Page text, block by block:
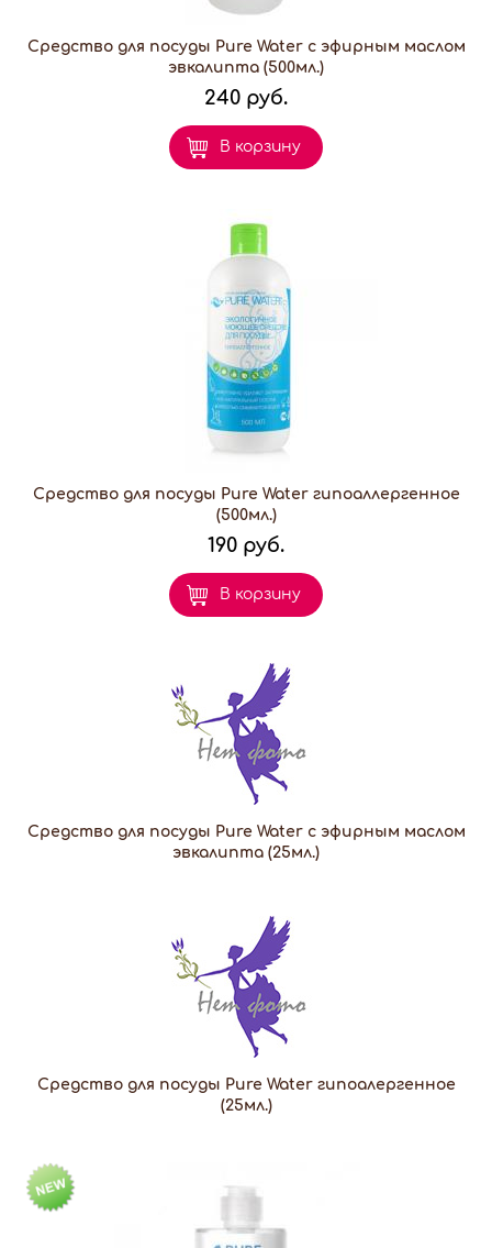
Средство для посуды Pure Water с эфирным маслом
эвкалипта (500мл.)
240 руб.
В корзину
Средство для посуды Pure Water гипоаллергенное
(500мл.)
190 руб.
В корзину
Средство для посуды Pure Water с эфирным маслом
эвкалипта (25мл.)
Cредство для посуды Pure Water гипоалергенное
(25мл.)